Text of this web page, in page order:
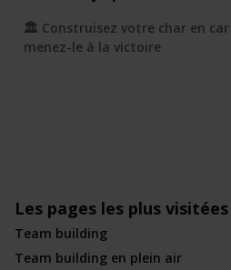
🏛️ Construisez votre char en
menez-le à la victoire
Les pages les plus visitées
Team building
Team building en plein air